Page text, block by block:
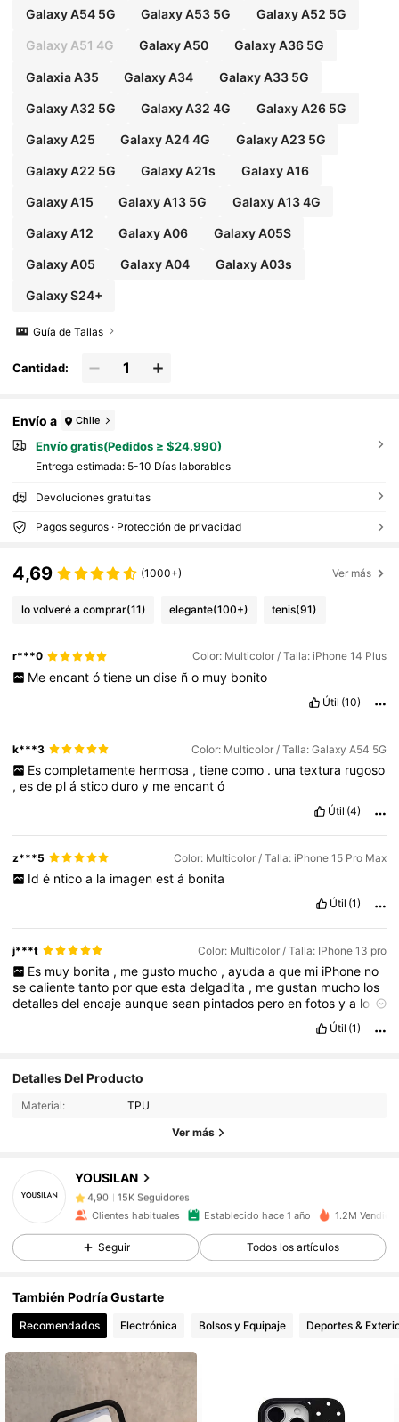
Galaxy A54 5G Galaxy A53 5G Galaxy A52 5G
Galaxy A51 4G Galaxy A50 Galaxy A36 5G
Galaxia A35 Galaxy A34 Galaxy A33 5G
Galaxy A32 5G Galaxy A32 4G Galaxy A26 5G
Galaxy A25 Galaxy A24 4G Galaxy A23 5G
Galaxy A22 5G Galaxy A21s Galaxy A16
Galaxy A15 Galaxy A13 5G Galaxy A13 4G
Galaxy A12 Galaxy A06 Galaxy A05S
Galaxy A05 Galaxy A04 Galaxy A03s
Galaxy S24+
Guía de Tallas
Cantidad:
Envío a Chile
Envío gratis(Pedidos ≥ $24.990)
Entrega estimada: 5-10 Días laborables
Devoluciones gratuitas
Pagos seguros · Protección de privacidad
4,69 (1000+) Ver más
lo volveré a comprar(11) elegante(100+) tenis(91)
r***0 Color: Multicolor / Talla: iPhone 14 Plus
Me encant ó tiene un dise ñ o muy bonito
Útil (10)
k***3 Color: Multicolor / Talla: Galaxy A54 5G
Es completamente hermosa , tiene como . una textura rugoso
,esde plásticoduroy meencantó
Útil (4)
z***5 Color: Multicolor / Talla: iPhone 15 Pro Max
Id é ntico a la imagen est á bonita
Útil (1)
j***t Color: Multicolor / Talla: IPhone 13 pro
Es muy bonita , me gusto mucho , ayuda a que mi iPhone no
secalientetanto porqueestadelgadita , megustan mucho los
detallesdelencajeaunquesean pintados peroenfotosya lo
Útil (1)
Detalles Del Producto
Material: TPU
Ver más
YOUSILAN
4,90 15K Seguidores
15K Seguidores
4,90 15K Seguidores
4,90 15K Seguidores
4,90
15K Seguidores
Clientes habituales Establecido hace 1 año 1.2M
Seguir Todos los artículos
También Podría Gustarte
Recomendados Electrónica Bolsos y Equipaje Deportes &